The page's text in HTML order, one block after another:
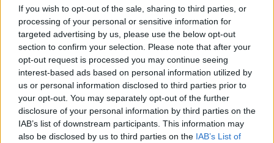
If you wish to opt-out of the sale, sharing to third parties, or
processing of your personal or sensitive information for
targeted advertising by us, please use the below opt-out
section to confirm your selection. Please note that after your
opt-out request is processed you may continue seeing
interest-based ads based on personal information utilized by
us or personal information disclosed to third parties prior to
your opt-out. You may separately opt-out of the further
disclosure of your personal information by third parties on the
IAB’s list of downstream participants. This information may
also be disclosed by us to third parties on the IAB’s List of
Hosszú évek óta várt tervek válhatnak most valóra Dombóváron.
1
HÍRLEVÉL